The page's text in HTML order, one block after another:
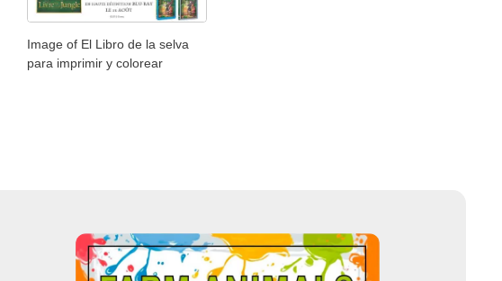
Image of El Libro de la selva
para imprimir y colorear